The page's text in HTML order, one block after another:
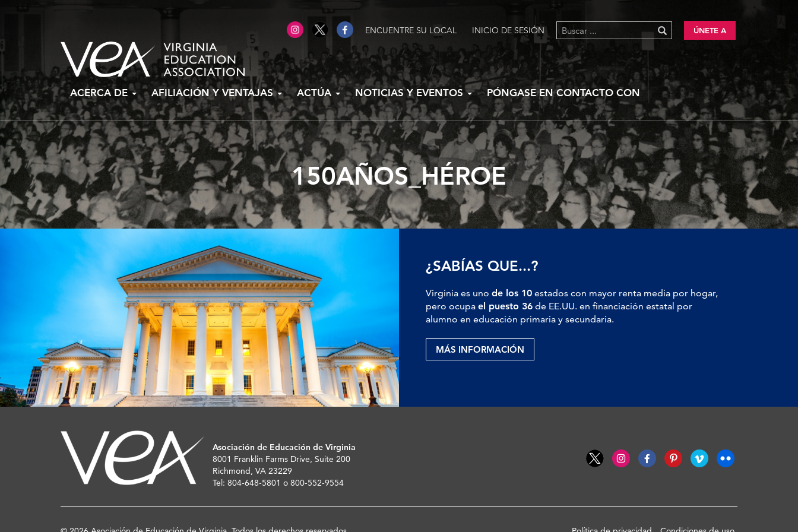
ENCUENTRE SU LOCAL INICIO DE SESIÓN ÚNETE A
Ir
al
contenido
ACERCA DE AFILIACIÓN Y VENTAJAS ACTÚA NOTICIAS Y EVENTOS PÓNGASE EN CONTACTO CON
150AÑOS_HÉROE
¿SABÍAS QUE...?
Virginia es uno de los 10 estados con mayor renta media por hogar,
pero ocupa el puesto 36 de EE.UU. en financiación estatal por
alumno en educación primaria y secundaria.
MÁS INFORMACIÓN
Asociación de Educación de Virginia
8001 Franklin Farms Drive, Suite 200
Richmond, VA 23229
Tel: 804-648-5801 o 800-552-9554